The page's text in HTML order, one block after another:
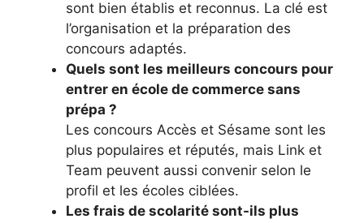
sont bien établis et reconnus. La clé est
l’organisation et la préparation des
concours adaptés.
Quels sont les meilleurs concours pour
entrer en école de commerce sans
prépa ?
Les concours Accès et Sésame sont les
plus populaires et réputés, mais Link et
Team peuvent aussi convenir selon le
profil et les écoles ciblées.
Les frais de scolarité sont-ils plus